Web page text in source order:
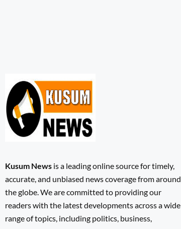
Kusum News is a leading online source for timely,
accurate, and unbiased news coverage from around
the globe. We are committed to providing our
readers with the latest developments across a wide
range of topics, including politics, business,